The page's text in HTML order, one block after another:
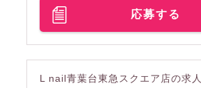
応募する
L nail青葉台東急スクエア店の求人